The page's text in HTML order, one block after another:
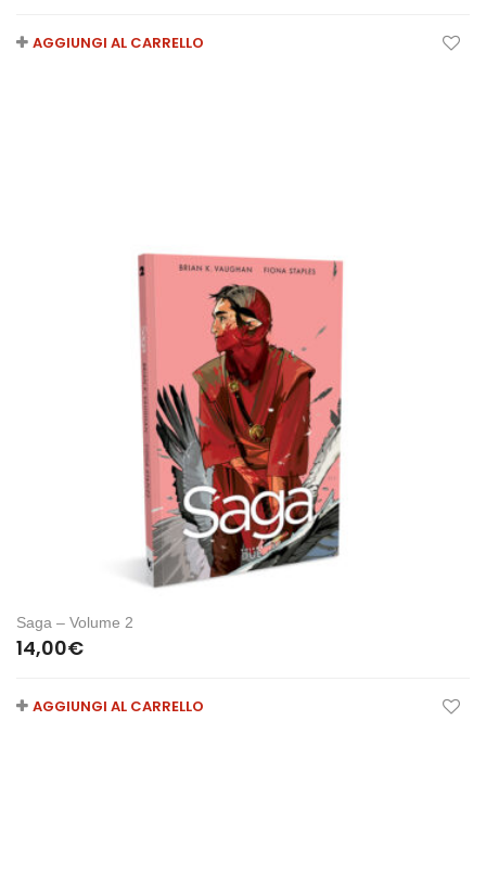
AGGIUNGI AL CARRELLO
Saga – Volume 2
14,00€
AGGIUNGI AL CARRELLO